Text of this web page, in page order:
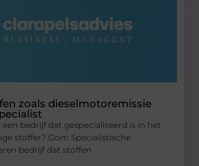
zoals dieselmotoremissie
bedrijf dat gespecialiseerd is in het
stoffer? Gom Specialistische
bedrijf dat stoffen